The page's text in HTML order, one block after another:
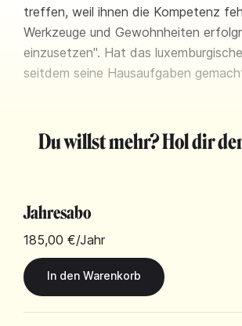
treffen, weil ihnen die Kompetenz
Werkzeuge und Gewohnheiten
einzusetzen". Hat das
seitdem seine Hausaufgaben
Du willst mehr? Hol dir
Jahresabo
185,00 €/Jahr